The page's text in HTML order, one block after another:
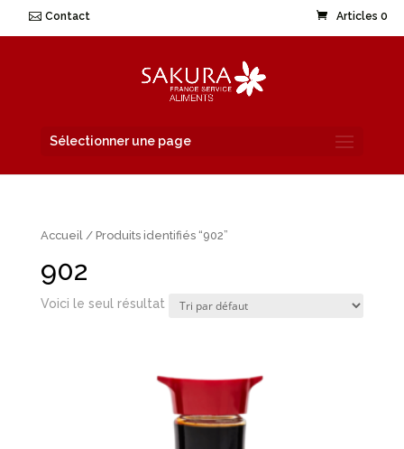
Contact Articles 0
Sélectionner une page
Accueil/ Produits identifiés “902”
902
Voici le seul résultat